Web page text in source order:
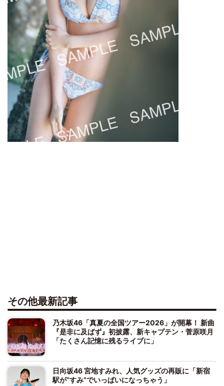
その他最新記事
乃木坂46「真夏の全国ツアー2026」が開幕！ 新曲
『是非に及ばず』初披露、新キャプテン・菅原咲月
「たくさん記憶に残るライブに」
日向坂46 宮地すみれ、人気グッズの再販に「新宿
駅が“すみ”でいっぱいになっちゃう」